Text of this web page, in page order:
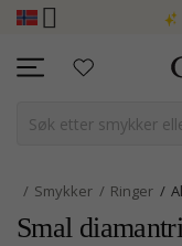
HER
Smykker Ringer
Smal